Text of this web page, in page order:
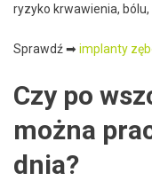
ryzyko krwawienia,
Sprawdź ➡implanty
Czy po
można
dnia?